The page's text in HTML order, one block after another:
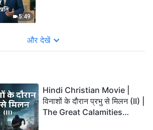
5:49
और देखें
Hindi Christian Movie |
विनाशों के दौरान प्रभु से मिलन (II) |
The Great Calamities